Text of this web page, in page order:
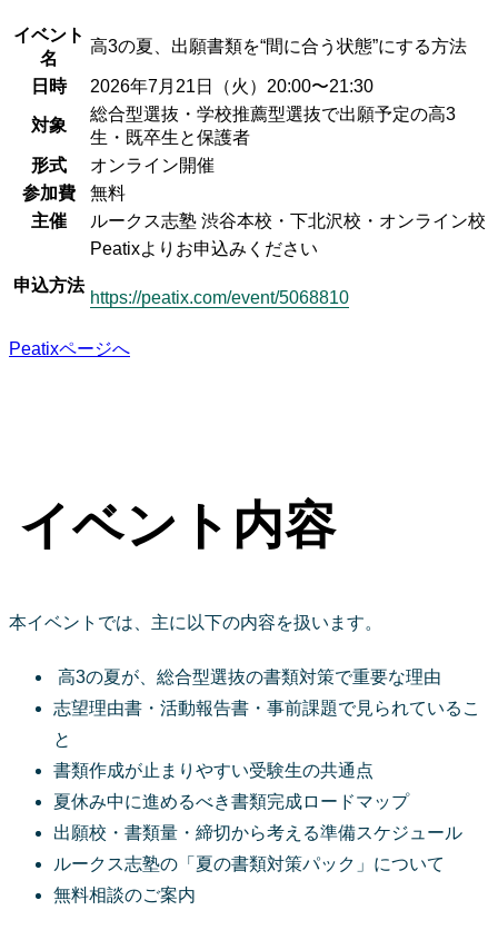
イベント
名
高3の夏、出願書類を“間に合う状態”にする方法
日時 2026年7月21日（火）20:00〜21:30
対象
総合型選抜・学校推薦型選抜で出願予定の高3
生・既卒生と保護者
形式
オンライン開催
参加費
無料
主催
ルークス志塾 渋谷本校・下北沢校・オンライン校
申込方法
Peatixよりお申込みください
https://peatix.com/event/5068810
Peatixページへ
イベント内容
本イベントでは、主に以下の内容を扱います。
高3の夏が、総合型選抜の書類対策で重要な理由
志望理由書・活動報告書・事前課題で見られているこ
と
書類作成が止まりやすい受験生の共通点
夏休み中に進めるべき書類完成ロードマップ
出願校・書類量・締切から考える準備スケジュール
ルークス志塾の「夏の書類対策パック」について
無料相談のご案内